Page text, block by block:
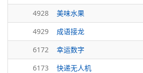
4928 美味水果
4929 成语接龙
6172 幸运数字
6173 快递无人机